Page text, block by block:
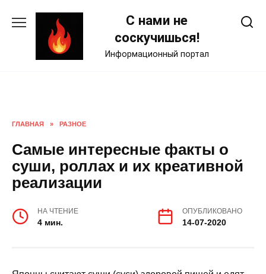
С нами не
соскучишься!
Информационный портал
ГЛАВНАЯ » РАЗНОЕ
Самые интересные факты о
суши, роллах и их креативной
реализации
НА ЧТЕНИЕ
4 мин.
ОПУБЛИКОВАНО
14-07-2020